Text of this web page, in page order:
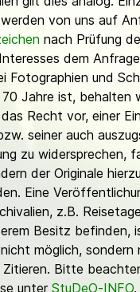
von uns auf
nach Prüfung
dem
Fotographien und
Jahre ist, behalten
Recht vor, einer
seiner auch
zu widersprechen,
der Originale
Eine
z.B.
Besitz befinden,
möglich, sondern
Zitieren. Bitte
unter StuDeO-INFO.